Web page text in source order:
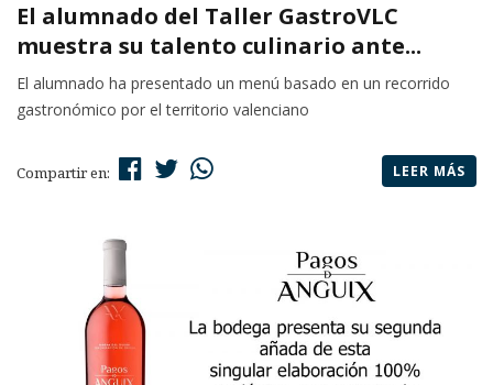
El alumnado del Taller GastroVLC
muestra su talento culinario ante...
El alumnado ha presentado un menú basado en un recorrido
gastronómico por el territorio valenciano
Compartir en: LEER MÁS